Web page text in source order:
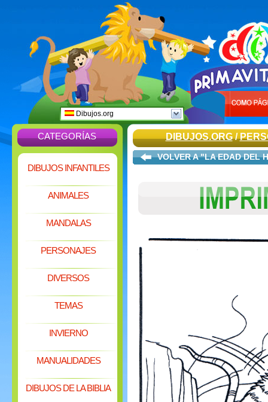
Dibujos.org
CATEGORÍAS
DIBUJOS INFANTILES
ANIMALES
MANDALAS
PERSONAJES
DIVERSOS
TEMAS
INVIERNO
MANUALIDADES
DIBUJOS DE LA BIBLIA
DIBUJOS.ORG/
VOLVER A "LA EDAD DEL